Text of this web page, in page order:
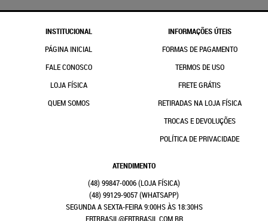
INSTITUCIONAL
PÁGINA INICIAL
FALE CONOSCO
LOJA FÍSICA
QUEM SOMOS
INFORMAÇÕES ÚTEIS
FORMAS DE PAGAMENTO
TERMOS DE USO
FRETE GRÁTIS
RETIRADAS NA LOJA FÍSICA
TROCAS E DEVOLUÇÕES
POLÍTICA DE PRIVACIDADE
ATENDIMENTO
(48) 99847-0006
(48) 99129-9057(WHATSAPP)
SEGUNDA A SEXTA-FEIRA 9:00HS ÀS 18:30HS
FRTBRASIL@FRTBRASIL.COM.BR